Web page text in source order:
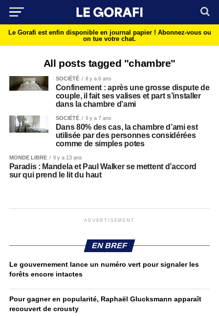
Le Gorafi est enfin disponible en journal papier ! Abonnez-vous ou
on tue votre chat.
All posts tagged "chambre"
SOCIÉTÉ Il y a 6 ans
Confinement : après une grosse dispute de
couple, il fait ses valises et part s’installer
dans la chambre d’ami
SOCIÉTÉ Il y a 7 ans
Dans 80% des cas, la chambre d’ami est
utilisée par des personnes considérées
comme de simples potes
MONDE LIBRE Il y a 13 ans
Paradis : Mandela et Paul Walker se mettent d’accord
sur qui prend le lit du haut
ADVERTISEMENT
EN BREF
Le gouvernement lance un numéro vert pour signaler les
forêts encore intactes
Pour gagner en popularité, Raphaël Glucksmann apparaît
recouvert de crousty